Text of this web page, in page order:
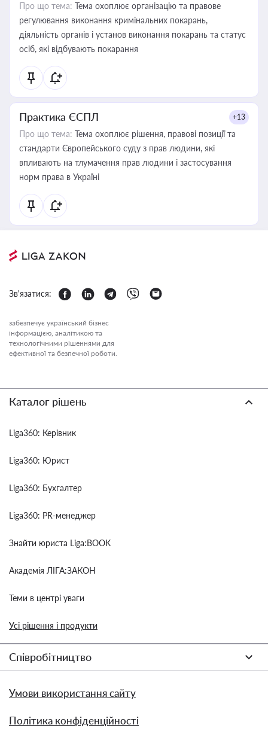
Про що тема: Тема охоплює організацію та правове
регулювання виконання кримінальних покарань,
діяльність органів і установ виконання покарань та статус
осіб, які відбувають покарання
Практика ЄСПЛ +13
Про що тема: Тема охоплює рішення, правові позиції та
стандарти Європейського суду з прав людини, які
впливають на тлумачення прав людини і застосування
норм права в Україні
Зв'язатися:
забезпечує український бізнес
інформацією, аналітикою та
технологічними рішеннями для
ефективної та безпечної роботи.
Каталог рішень
Liga360: Керівник
Liga360: Юрист
Liga360: Бухгалтер
Liga360: PR-менеджер
Знайти юриста Liga:BOOK
Академія ЛІГА:ЗАКОН
Теми в центрі уваги
Усі рішення і продукти
Співробітництво
Умови використання сайту
Політика конфіденційності